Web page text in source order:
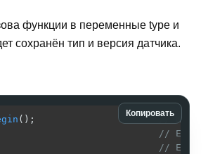
функции в переменные type и
сохранён тип и версия датчика.
Копировать
(); //
// Если
// Если